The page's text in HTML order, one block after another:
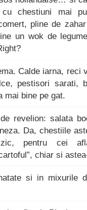
chestiuni mai
pline de
un wok de
Calde iarna, reci
pestisori sarati,
mai bine pe gat.
revelion: salata
Da, chestiile
zic, pentru cei
chiar si
si in mixurile